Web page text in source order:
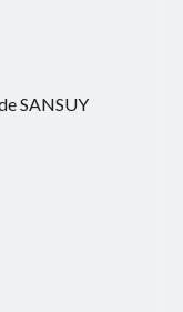
SANSUY